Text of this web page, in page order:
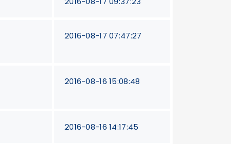
2016-08-17 07:47:27
2016-08-16 15:08:48
2016-08-16 14:17:45